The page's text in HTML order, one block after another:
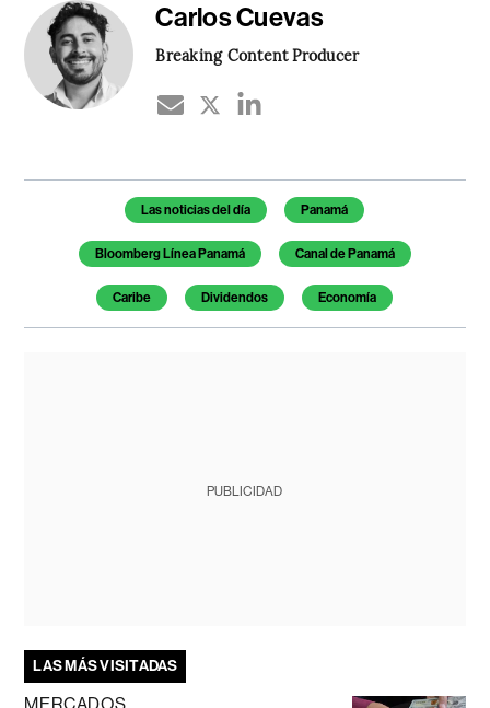
Carlos Cuevas
Breaking Content Producer
Temas de este artículo
Las noticias del día Panamá
Bloomberg Línea Panamá Canal de Panamá
Caribe Dividendos Economía
PUBLICIDAD
LAS MÁS VISITADAS